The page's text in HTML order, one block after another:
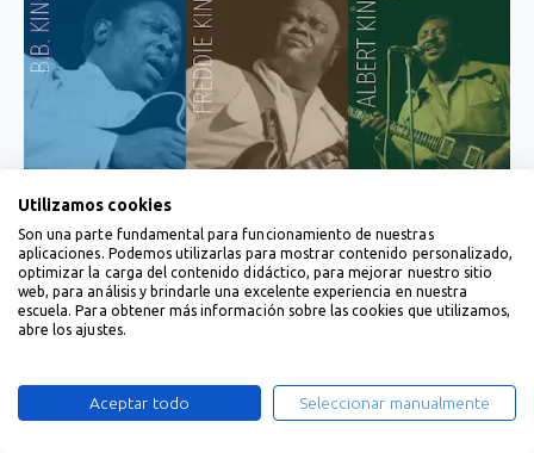
Utilizamos cookies
Son una parte fundamental para funcionamiento de nuestras
aplicaciones. Podemos utilizarlas para mostrar contenido personalizado,
optimizar la carga del contenido didáctico, para mejorar nuestro sitio
web, para análisis y brindarle una excelente experiencia en nuestra
escuela. Para obtener más información sobre las cookies que utilizamos,
abre los ajustes.
Aceptar todo Seleccionar manualmente